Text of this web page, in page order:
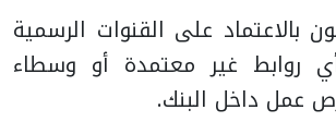
بالاعتماد على القنوات الرسمية
روابط غير معتمدة أو وسطاء
عمل داخل البنك.